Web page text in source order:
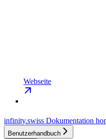
Webseite
infinity.swiss Dokumentation
Benutzerhandbuch